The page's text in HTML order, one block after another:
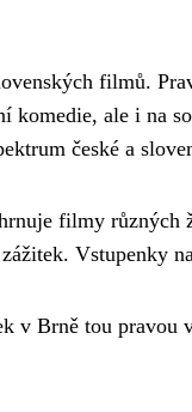
filmů.
komedie, ale i na
české a
filmy
Vstupenky
Brně tou